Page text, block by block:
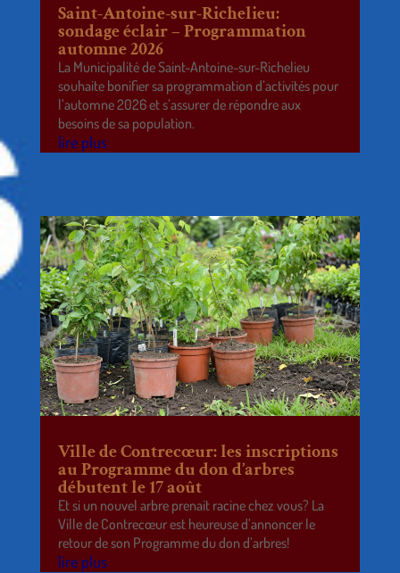
Saint-Antoine-sur-Richelieu:
sondage éclair – Programmation
automne 2026
La Municipalité de Saint-Antoine-sur-Richelieu
souhaite bonifier sa programmation d’activités pour
l’automne 2026 et s’assurer de répondre aux
besoins de sa population.
lire plus
Ville de Contrecœur: les inscriptions
au Programme du don d’arbres
débutent le 17 août
Et si un nouvel arbre prenait racine chez vous? La
Ville de Contrecœur est heureuse d’annoncer le
retour de son Programme du don d’arbres!
lire plus